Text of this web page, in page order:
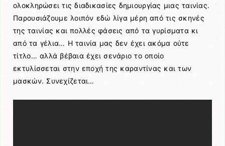
ολοκληρώσει τις διαδικασίες δημιουργίας μιας ταινίας.
Παρουσιάζουμε λοιπόν εδώ λίγα μέρη από τις σκηνές
της ταινίας και πολλές φάσεις από τα γυρίσματα κι
από τα γέλια… Η ταινία μας δεν έχει ακόμα ούτε
τίτλο… αλλά βέβαια έχει σενάριο το οποίο
εκτυλίσσεται στην εποχή της καραντίνας και των
μασκών. Συνεχίζεται…